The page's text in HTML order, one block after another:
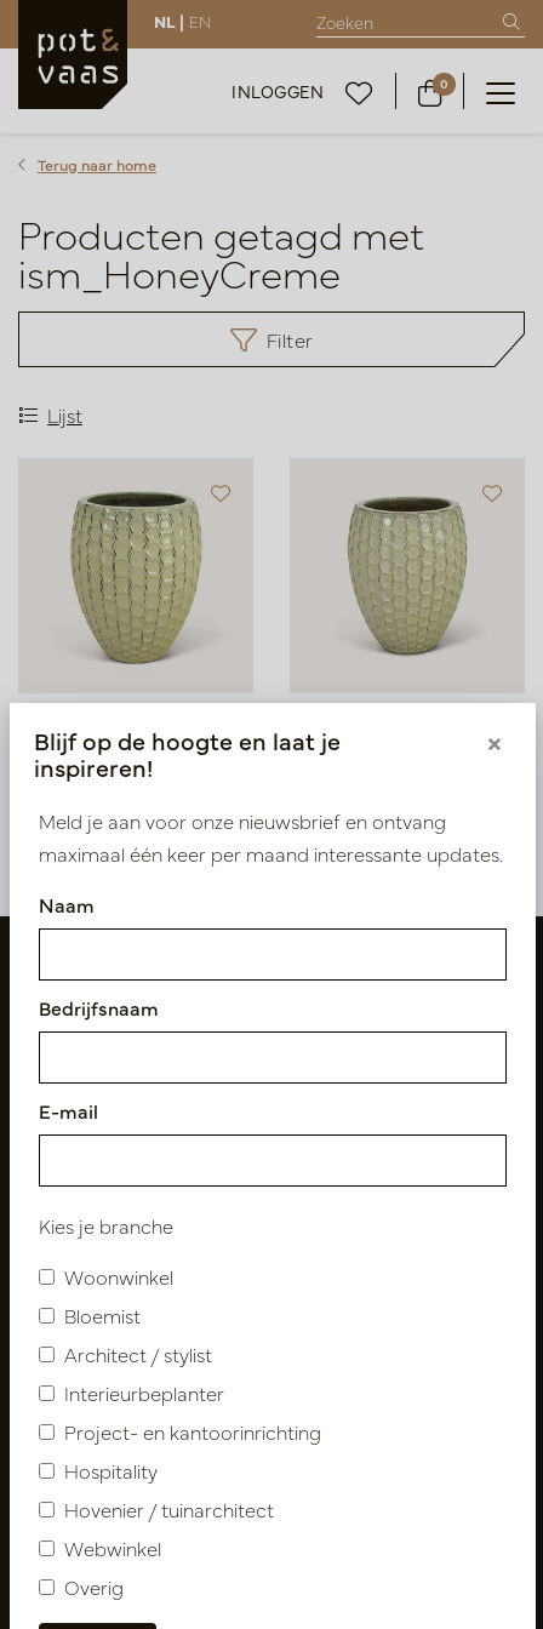
NL | EN
INLOGGEN 0
Terug naar home
Producten getagd met
ism_HoneyCreme
Filter
Lijst
Pot Honey Crème D62
H80
Op voorraad
PV03.127CRL
Pot Honey Crème D54
H65
PV03.126CRM
Volg ons
Nieuwsbrief
Abonneer
Over ons
Nieuwsbrief
Privacy Policy
Leveringsvoorwaarden
Blijf op de hoogte en laat je
inspireren!
×
Meld je aan voor onze nieuwsbrief en ontvang
maximaal één keer per maand interessante updates.
Naam
Bedrijfsnaam
E-mail
Kies je branche
Woonwinkel
Bloemist
Architect / stylist
Interieurbeplanter
Project- en kantoorinrichting
Hospitality
Hovenier / tuinarchitect
Webwinkel
Overig